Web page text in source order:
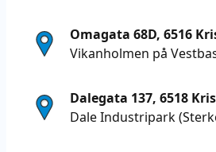
Omagata 68D, 6516
Vikanholmen på
Dalegata 137, 6518
Dale Industripark